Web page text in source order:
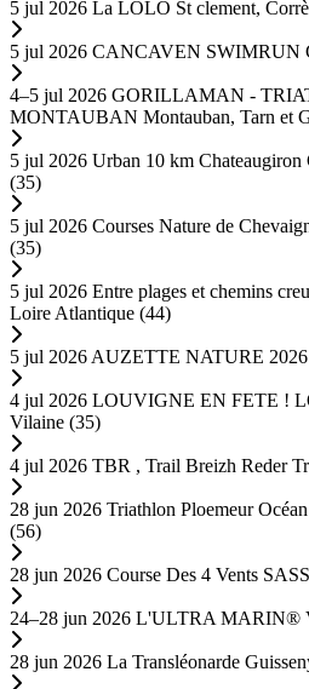
5 jul 2026 La LOLO St clement,
5 jul 2026 CANCAVEN SWIMRUN
4–5 jul 2026 GORILLAMAN -
MONTAUBAN Montauban, Tarn et
5 jul 2026 Urban 10 km Chateaugiron
(35)
5 jul 2026 Courses Nature de
(35)
5 jul 2026 Entre plages et chemins
Loire Atlantique (44)
5 jul 2026 AUZETTE NATURE 2026
4 jul 2026 LOUVIGNE EN FETE !
Vilaine (35)
4 jul 2026 TBR , Trail Breizh Reder
28 jun 2026 Triathlon Ploemeur
(56)
28 jun 2026 Course Des 4 Vents
24–28 jun 2026 L'ULTRA MARIN®
28 jun 2026 La Transléonarde